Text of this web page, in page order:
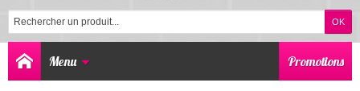
Menu Promotions